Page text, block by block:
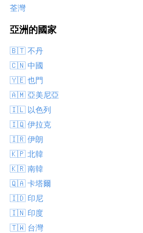
荃灣
亞洲的國家
🇧🇹 不丹
🇨🇳 中國
🇾🇪 也門
🇦🇲 亞美尼亞
🇮🇱 以色列
🇮🇶 伊拉克
🇮🇷 伊朗
🇰🇵 北韓
🇰🇷 南韓
🇶🇦 卡塔爾
🇮🇩 印尼
🇮🇳 印度
🇹🇼 台灣